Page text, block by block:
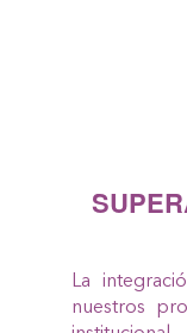
La
nuestros